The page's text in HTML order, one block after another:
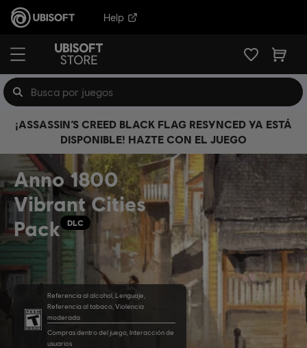
Help
¡ASSASSIN’S CREED BLACK FLAG RESYNCED YA ESTÁ
DISPONIBLE! HAZTE CON EL JUEGO
Referencia al alcohol, Lenguaje,
Referencia al tabaco, Violencia
moderada
Compras dentro del juego, Interacción de
usuarios
Anno 1800
Vibrant Cities
Pack
DLC